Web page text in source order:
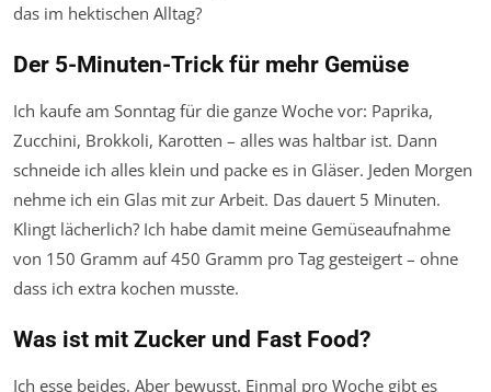
das im hektischen Alltag?
Der 5-Minuten-Trick für mehr Gemüse
Ich kaufe am Sonntag für die ganze Woche vor: Paprika,
Zucchini, Brokkoli, Karotten – alles was haltbar ist. Dann
schneide ich alles klein und packe es in Gläser. Jeden Morgen
nehme ich ein Glas mit zur Arbeit. Das dauert 5 Minuten.
Klingt lächerlich? Ich habe damit meine Gemüseaufnahme
von 150 Gramm auf 450 Gramm pro Tag gesteigert – ohne
dass ich extra kochen musste.
Was ist mit Zucker und Fast Food?
Ich esse beides. Aber bewusst. Einmal pro Woche gibt es